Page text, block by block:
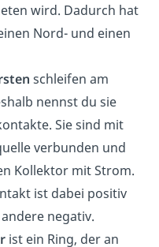
wird. Dadurch hat
Nord- und einen
schleifen am
nennst du sie
Sie sind mit
verbunden und
Kollektor mit Strom.
ist dabei positiv
negativ.
ist ein Ring, der an